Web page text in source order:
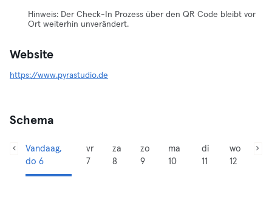
Hinweis: Der Check-In Prozess über den QR Code bleibt vor
Ort weiterhin unverändert.
Website
https://www.pyrastudio.de
Schema
Vandaag,
do 6
vr
7
za
8
zo
9
ma
10
di
11
wo
12